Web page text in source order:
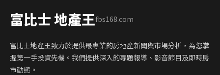
富比士 地產王fbs168.com
富比士地產王致力於提供最專業的房地產新聞與市場分析，為您掌
握第一手投資先機。我們提供深入的專題報導、影音節目及即時房
市動態。